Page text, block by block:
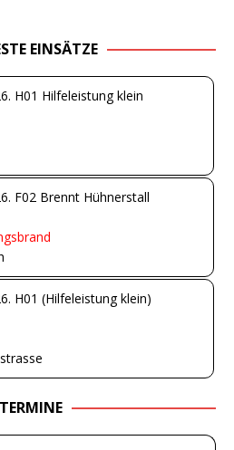
EINSÄTZE
H01 Hilfeleistung klein
F02 Brennt Hühnerstall
H01 (Hilfeleistung klein)
TERMINE